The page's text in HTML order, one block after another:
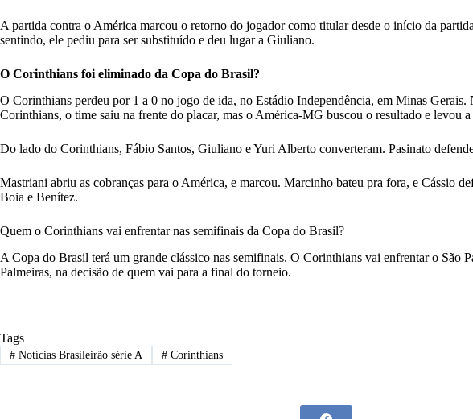
A partida contra o América marcou o retorno do jogador como titular desde o início da
sentindo, ele pediu para ser substituído e deu lugar a Giuliano.
O Corinthians foi eliminado da Copa do Brasil?
O Corinthians perdeu por 1 a 0 no jogo de ida, no Estádio Independência, em Minas
Corinthians, o time saiu na frente do placar, mas o América-MG buscou o resultado e levou a
Do lado do Corinthians, Fábio Santos, Giuliano e Yuri Alberto converteram. Pasinato
Mastriani abriu as cobranças para o América, e marcou. Marcinho bateu pra fora, e Cássio
Boia e Benítez.
Quem o Corinthians vai enfrentar nas semifinais da Copa do Brasil?
A Copa do Brasil terá um grande clássico nas semifinais. O Corinthians vai enfrentar o São
Palmeiras, na decisão de quem vai para a final do torneio.
Tags
#Notícias Brasileirão série A #Corinthians